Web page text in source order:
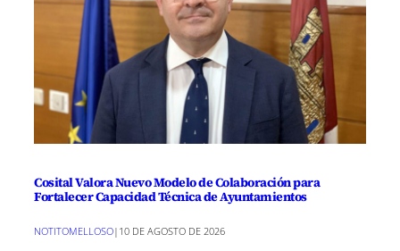
Cosital Valora Nuevo Modelo de Colaboración para
Fortalecer Capacidad Técnica de Ayuntamientos
NOTITOMELLOSO| 10 DE AGOSTO DE 2026